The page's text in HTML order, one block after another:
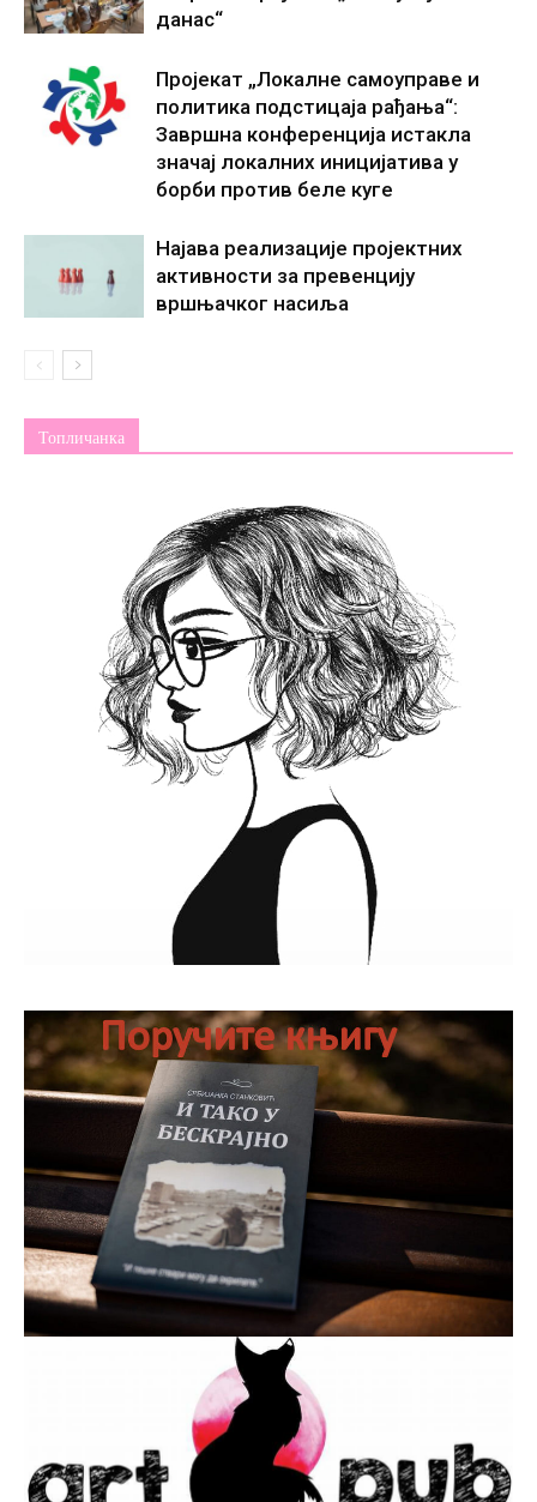
данас“
Пројекат „Локалне самоуправе и
политика подстицаја рађања“:
Завршна конференција истакла
значај локалних иницијатива у
борби против беле куге
Најава реализације пројектних
активности за превенцију
вршњачког насиља
Топличанка